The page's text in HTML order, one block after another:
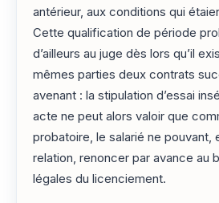
antérieur, aux conditions qui
Cette qualification de période
d’ailleurs au juge dès lors qu’il
mêmes parties deux contrats
avenant : la stipulation d’essai
acte ne peut alors valoir que
probatoire, le salarié ne pouvant,
relation, renoncer par avance au
légales du licenciement.